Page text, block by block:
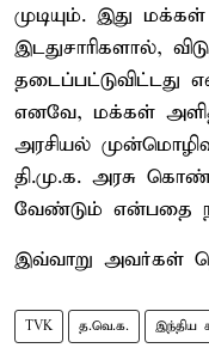
முடியும். இது
இடதுசாரிகளால்,
தடைப்பட்டுவிட்டது
எனவே, மக்கள்
அரசியல்
தி.மு.க. அரசு
வேண்டும் என்பதை
இவ்வாறு அவர்கள்
TVK த.வெ.க. இந்திய